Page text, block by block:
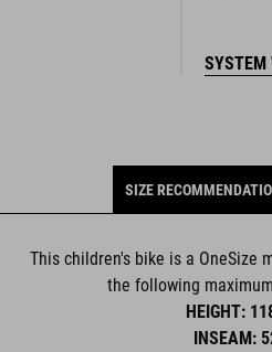
SYSTEM
SIZE
This children's bike is a OneSize
the following
HEIGHT:
INSEAM: